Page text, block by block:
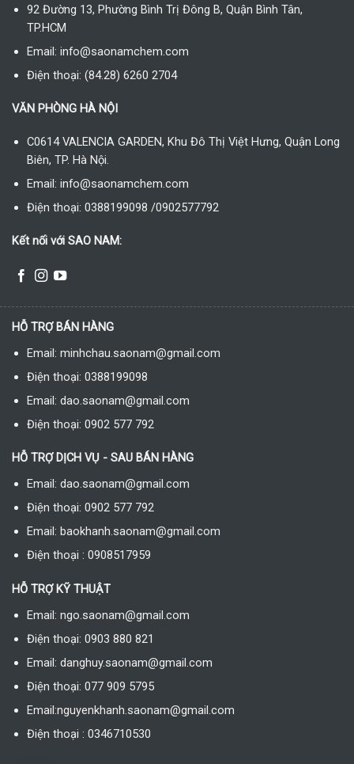
92 Đường 13, Phường Bình Trị Đông B, Quận Bình Tân,
TP.HCM
Email: info@saonamchem.com
Điện thoại: (84.28) 6260 2704
VĂN PHÒNG HÀ NỘI
C0614 VALENCIA GARDEN, Khu Đô Thị Việt Hưng, Quận Long
Biên, TP. Hà Nội.
Email: info@saonamchem.com
Điện thoại: 0388199098 /0902577792
Kết nối với SAO NAM:
HỖ TRỢ BÁN HÀNG
Email: minhchau.saonam@gmail.com
Điện thoại: 0388199098
Email: dao.saonam@gmail.com
Điện thoại: 0902 577 792
HỖ TRỢ DỊCH VỤ - SAU BÁN HÀNG
Email: dao.saonam@gmail.com
Điện thoại: 0902 577 792
Email: baokhanh.saonam@gmail.com
Điện thoại : 0908517959
HỖ TRỢ KỸ THUẬT
Email: ngo.saonam@gmail.com
Điện thoại: 0903 880 821
Email: danghuy.saonam@gmail.com
Điện thoại: 077 909 5795
Email:nguyenkhanh.saonam@gmail.com
Điện thoại : 0346710530